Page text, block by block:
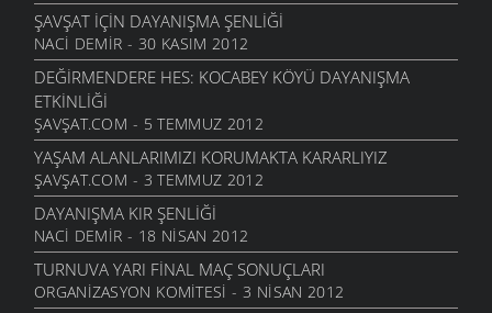
ŞAVŞAT İÇIN DAYANIŞMA ŞENLIĞI
NACI DEMIR - 30 KASIM 2012
DEĞIRMENDERE HES: KOCABEY KÖYÜ DAYANIŞMA
ETKINLIĞI
ŞAVŞAT.COM - 5 TEMMUZ 2012
YAŞAM ALANLARIMIZI KORUMAKTA KARARLIYIZ
ŞAVŞAT.COM - 3 TEMMUZ 2012
DAYANIŞMA KIR ŞENLIĞI
NACI DEMIR - 18 NISAN 2012
TURNUVA YARI FINAL MAÇ SONUÇLARI
ORGANIZASYON KOMITESI - 3 NISAN 2012